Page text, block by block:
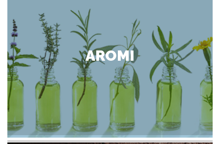
AROMI